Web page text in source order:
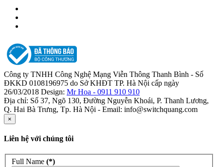
Công ty TNHH Công Nghệ Mạng Viễn Thông Thanh Bình - Số
ĐKKD 0108196975 do Sở KHĐT TP. Hà Nội cấp ngày
26/03/2018 Design: Mr Hoa - 0911 910 910
Địa chỉ: Số 37, Ngõ 130, Đường Nguyễn Khoái, P. Thanh Lương,
Q. Hai Bà Trưng, Tp. Hà Nội - Email: info@switchquang.com
×
Liên hệ với chúng tôi
Full Name (*)